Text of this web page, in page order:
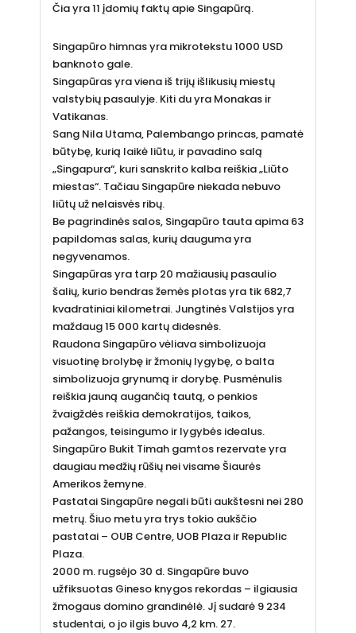
Čia yra 11 įdomių faktų apie Singapūrą.
Singapūro himnas yra mikrotekstu 1000 USD
banknoto gale.
Singapūras yra viena iš trijų išlikusių miestų
valstybių pasaulyje. Kiti du yra Monakas ir
Vatikanas.
Sang Nila Utama, Palembango princas, pamatė
būtybę, kurią laikė liūtu, ir pavadino salą
„Singapura“, kuri sanskrito kalba reiškia „Liūto
miestas“. Tačiau Singapūre niekada nebuvo
liūtų už nelaisvės ribų.
Be pagrindinės salos, Singapūro tauta apima 63
papildomas salas, kurių dauguma yra
negyvenamos.
Singapūras yra tarp 20 mažiausių pasaulio
šalių, kurio bendras žemės plotas yra tik 682,7
kvadratiniai kilometrai. Jungtinės Valstijos yra
maždaug 15 000 kartų didesnės.
Raudona Singapūro vėliava simbolizuoja
visuotinę brolybę ir žmonių lygybę, o balta
simbolizuoja grynumą ir dorybę. Pusmėnulis
reiškia jauną augančią tautą, o penkios
žvaigždės reiškia demokratijos, taikos,
pažangos, teisingumo ir lygybės idealus.
Singapūro Bukit Timah gamtos rezervate yra
daugiau medžių rūšių nei visame Šiaurės
Amerikos žemyne.
Pastatai Singapūre negali būti aukštesni nei 280
metrų. Šiuo metu yra trys tokio aukščio
pastatai – OUB Centre, UOB Plaza ir Republic
Plaza.
2000 m. rugsėjo 30 d. Singapūre buvo
užfiksuotas Gineso knygos rekordas – ilgiausia
žmogaus domino grandinėlė. Jį sudarė 9 234
studentai, o jo ilgis buvo 4,2 km. 27.